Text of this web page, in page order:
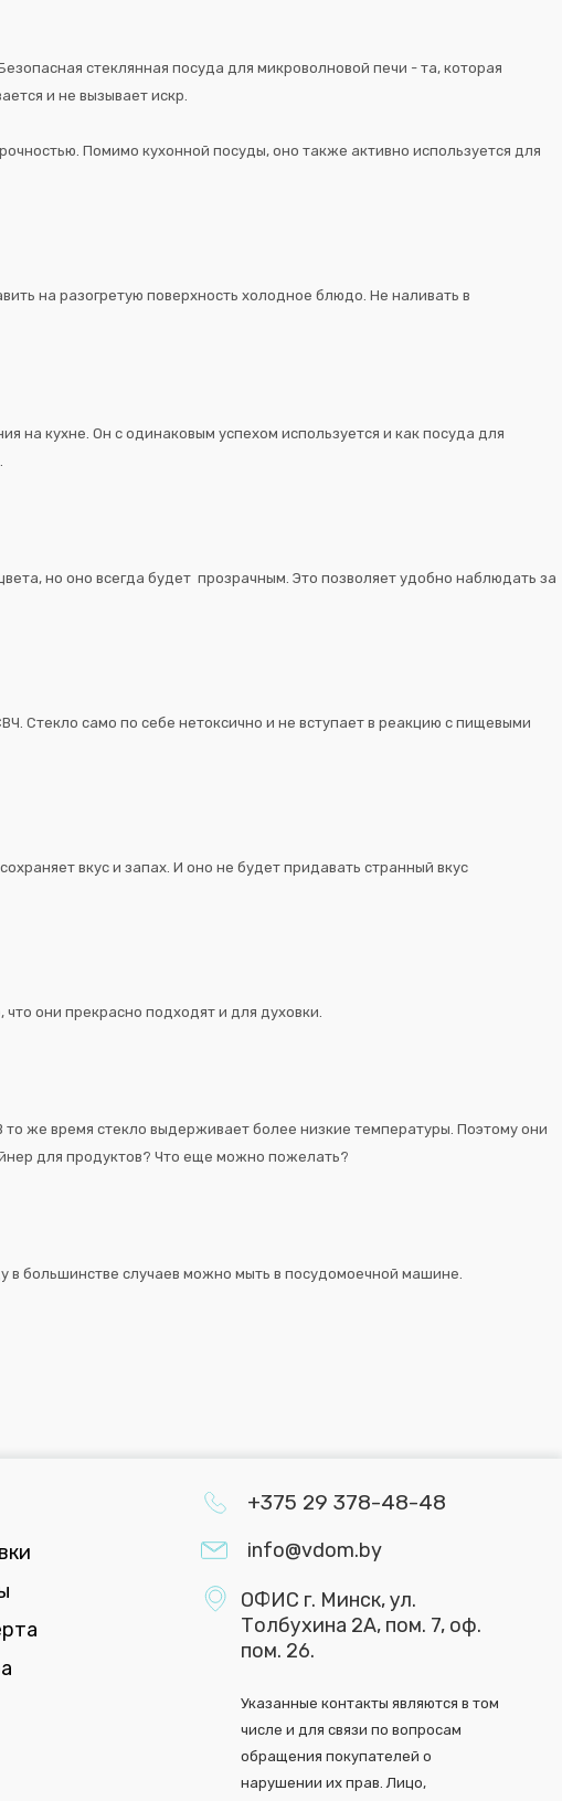
стеклянная посуда для микроволновой печи - та, которая
и не вызывает искр.
Помимо кухонной посуды, оно также активно используется для
на разогретую поверхность холодное блюдо. Не наливать в
на кухне. Он с одинаковым успехом используется и как посуда для
но оно всегда будет прозрачным. Это позволяет удобно наблюдать за
Стекло само по себе нетоксично и не вступает в реакцию с пищевыми
вкус и запах. И оно не будет придавать странный вкус
они прекрасно подходят и для духовки.
же время стекло выдерживает более низкие температуры. Поэтому они
для продуктов? Что еще можно пожелать?
в большинстве случаев можно мыть в посудомоечной машине.
+375 29 378-48-48
info@vdom.by
ОФИС г. Минск, ул.
Толбухина 2А, пом. 7, оф.
пом. 26.
Указанные контакты являются в том
числе и для связи по вопросам
обращения покупателей о
нарушении их прав. Лицо,